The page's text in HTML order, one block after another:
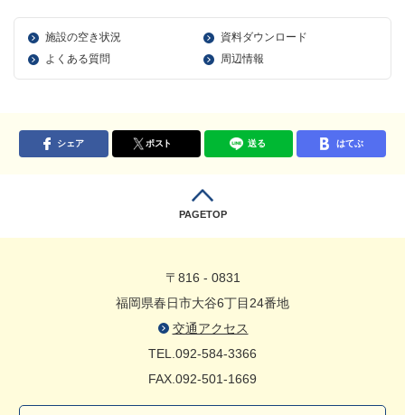
施設の空き状況
資料ダウンロード
よくある質問
周辺情報
シェア ポスト 送る はてぶ
PAGETOP
〒816 - 0831
福岡県春日市大谷6丁目24番地
交通アクセス
TEL.092-584-3366
FAX.092-501-1669